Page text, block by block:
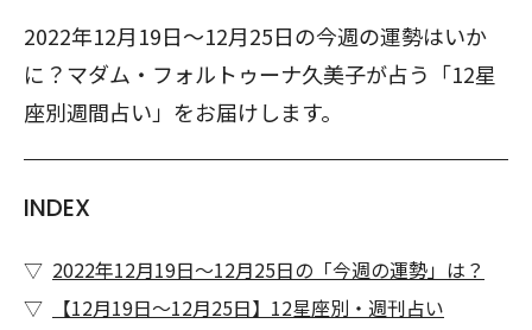
2022年12月19日～12月25日の今週の運勢はいか
に？マダム・フォルトゥーナ久美子が占う「12星
座別週間占い」をお届けします。
INDEX
2022年12月19日～12月25日の「今週の運勢」は？
【12月19日～12月25日】12星座別・週刊占い